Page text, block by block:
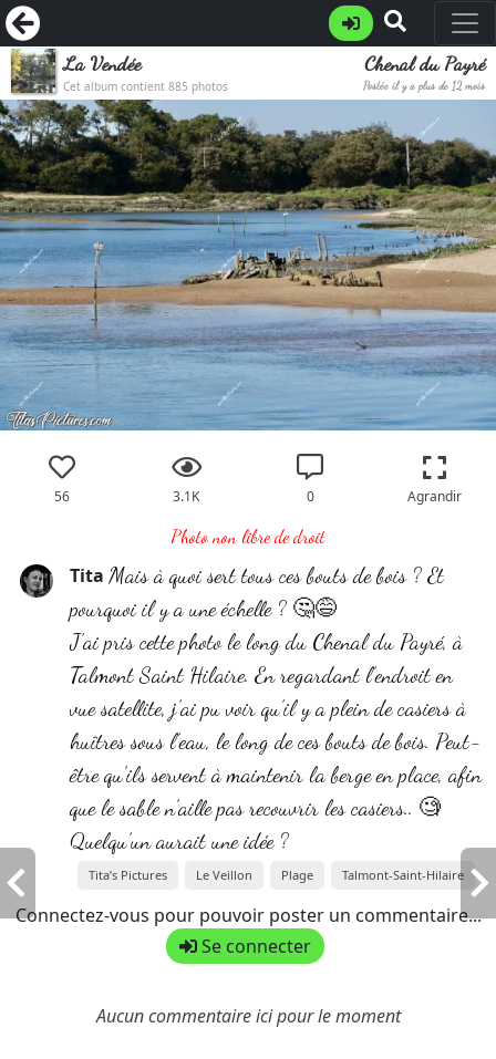
La Vendée
Cet album contient 885 photos
Chenal du Payré
Postée il y a plus de 12 mois
56 3.1K 0 Agrandir
Photo non libre de droit
Tita Mais à quoi sert tous ces bouts de bois ? Et
pourquoi il y a une échelle ? 🤔😅
J’ai pris cette photo le long du Chenal du Payré, à
Talmont Saint Hilaire. En regardant l’endroit en
vue satellite, j’ai pu voir qu’il y a plein de casiers à
huîtres sous l’eau, le long de ces bouts de bois. Peut-
être qu’ils servent à maintenir la berge en place, afin
que le sable n’aille pas recouvrir les casiers.. 🧐
Quelqu’un aurait une idée ?
Tita’s Pictures Le Veillon Plage Talmont-Saint-Hilaire
Connectez-vous pour pouvoir poster un commentaire...
Se connecter
Aucun commentaire ici pour le moment